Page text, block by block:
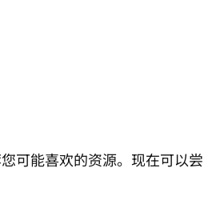
可能喜欢的资源。现在可以尝